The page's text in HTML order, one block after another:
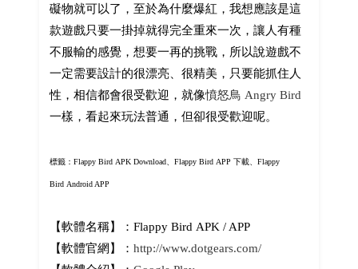
礙物就可以了，至於為什麼爆紅，我想應該是這
款遊戲只要一掛掉就得完全重來一次，讓人有種
不服輸的感覺，想要一再的挑戰，所以說遊戲不
一定需要設計的很漂亮、很精美，只要能抓住人
性，相信都會很受歡迎，就像憤怒鳥 Angry Bird
一樣，看起來玩法普通，但卻很受歡迎呢。
標籤： Flappy Bird APK Download、Flappy Bird APP 下載、Flappy
Bird Android APP
【軟體名稱】：Flappy Bird APK / APP
【軟體官網】： http://www.dotgears.com/